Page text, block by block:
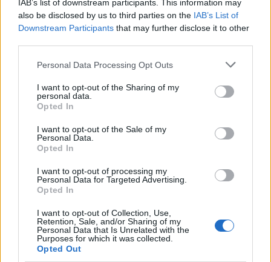
IAB’s list of downstream participants. This information may
also be disclosed by us to third parties on the IAB’s List of
Downstream Participants that may further disclose it to other
Please note that this website/app uses one or more Google
not limited to your visit or usage behaviour. You may click to
grant or deny consent to Google and its third-party tags to
use your data for below specified purposes in below Google
consent section.
Personal Data Processing Opt Outs
I want to opt-out of the Sharing of my
personal data.
Opted In
I want to opt-out of the Sale of my
Personal Data.
Opted In
I want to opt-out of processing my
Personal Data for Targeted Advertising.
Opted In
I want to opt-out of Collection, Use,
Retention, Sale, and/or Sharing of my
Personal Data that Is Unrelated with the
Purposes for which it was collected.
Opted Out
Ανάκαμψης μπορεί να λειτουργήσει
υποστηρικτικά, αλλά μόνο αν συνοδευτεί από
μεταρρυθμίσεις που απλοποιούν τις διαδικασίες
και ενισχύουν τη αξιοπιστία της ελληνικής